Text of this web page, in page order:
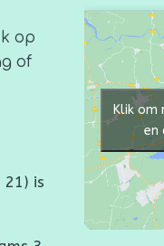
op
of
is
Klik om
en